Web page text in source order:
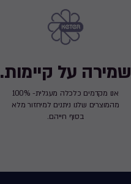
שמירה על קיימות.
אנו מקדמים כלכלה מעגלית- 100%
מהמוצרים שלנו ניתנים למיחזור מלא
בסוף חייהם.